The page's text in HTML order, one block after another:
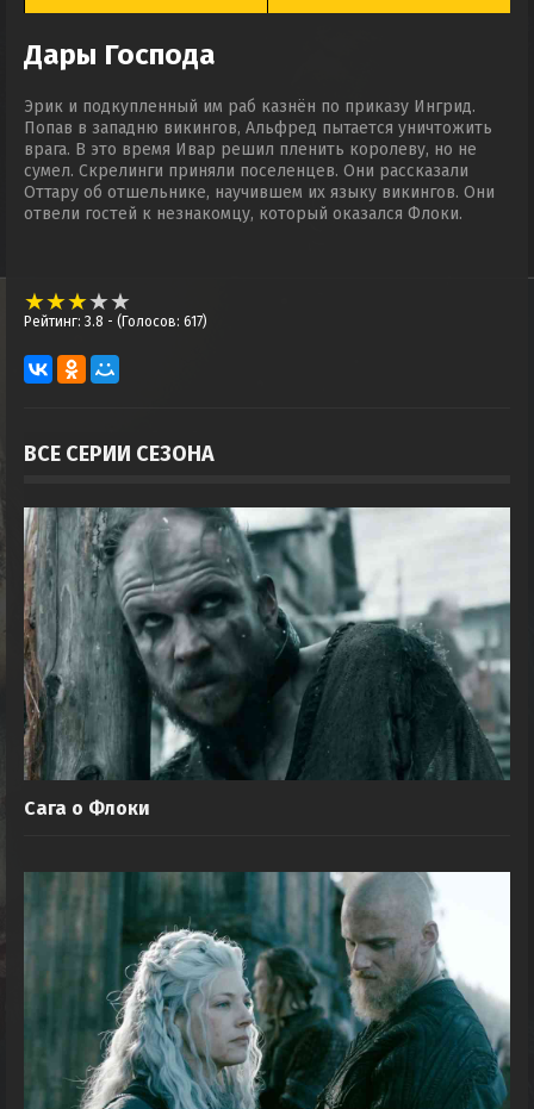
Дары Господа
Эрик и подкупленный им раб казнён по приказу Ингрид.
Попав в западню викингов, Альфред пытается уничтожить
врага. В это время Ивар решил пленить королеву, но не
сумел. Скрелинги приняли поселенцев. Они рассказали
Оттару об отшельнике, научившем их языку викингов. Они
отвели гостей к незнакомцу, который оказался Флоки.
Рейтинг: 3.8 - (Голосов: 617)
ВСЕ СЕРИИ СЕЗОНА
Сага о Флоки